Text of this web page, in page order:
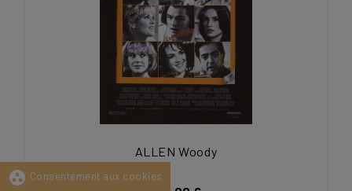
ALLEN Woody
group_work Consentement aux cookies